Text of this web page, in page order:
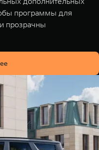
программы для
прозрачны